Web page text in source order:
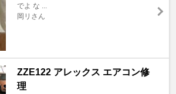
でよ な ...
岡リさん
ZZE122 アレックス エアコン修
理